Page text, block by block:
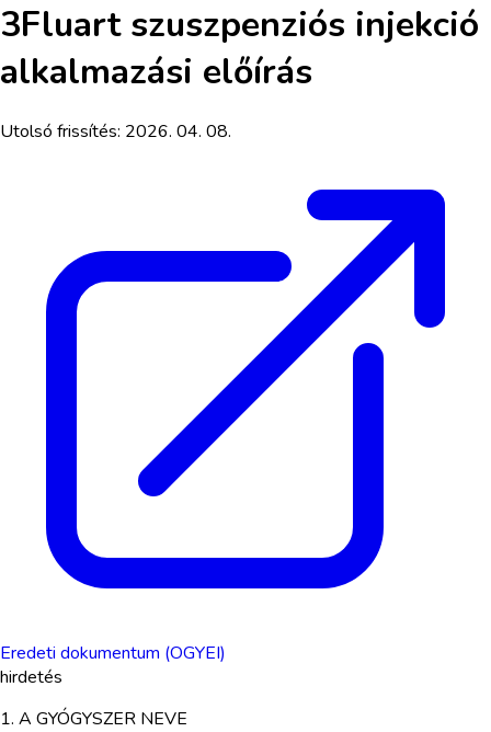
3Fluart szuszpenziós injekció
alkalmazási előírás
Utolsó frissítés: 2026. 04. 08.
Eredeti dokumentum (OGYEI)
hirdetés
1. A GYÓGYSZER NEVE